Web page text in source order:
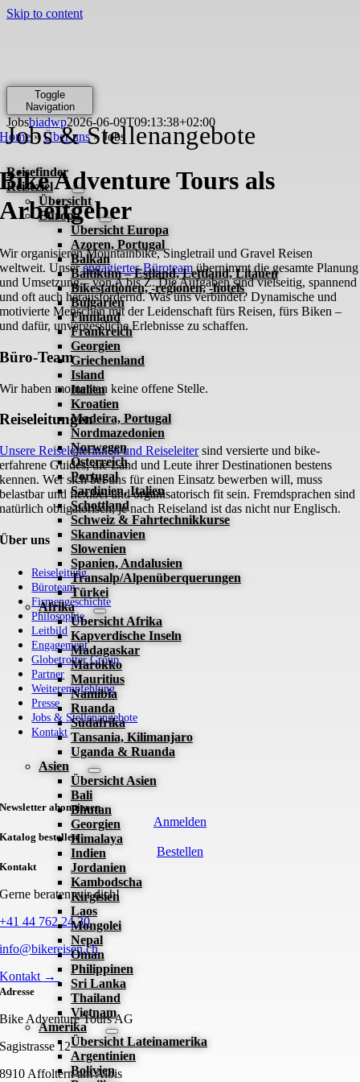
Skip to content
Toggle
Navigation
Reisefinder
Reiseziel
Übersicht
Europa
Übersicht Europa
Azoren, Portugal
Balkan
Baltikum – Estland, Lettland, Litauen
Bikestationen, -regionen, -hotels
Bulgarien
Finnland
Frankreich
Georgien
Griechenland
Island
Italien
Kroatien
Madeira, Portugal
Nordmazedonien
Norwegen
Österreich
Portugal
Sardinien, Italien
Schottland
Schweiz & Fahrtechnikkurse
Skandinavien
Slowenien
Spanien, Andalusien
Transalp/Alpenüberquerungen
Türkei
Afrika
Übersicht Afrika
Kapverdische Inseln
Madagaskar
Marokko
Mauritius
Namibia
Ruanda
Südafrika
Tansania, Kilimanjaro
Uganda & Ruanda
Asien
Übersicht Asien
Bali
Bhutan
Georgien
Himalaya
Indien
Jordanien
Kambodscha
Kirgisien
Laos
Mongolei
Nepal
Oman
Philippinen
Sri Lanka
Thailand
Vietnam
Amerika
Übersicht Lateinamerika
Argentinien
Bolivien
Jobs & Stellenangebote
Jobsbiadwp2026-06-09T09:13:38+02:00
Home»Über uns»Jobs
Bike Adventure Tours als
Arbeitgeber
Wir organisieren Mountainbike, Singletrail und Gravel Reisen
weltweit. Unserengagiertes Büroteamübernimmt die gesamte Planung
und Umsetzung – von A bis Z. Die Aufgaben sind vielseitig, spannend
und oft auch herausfordernd. Was uns verbindet? Dynamische und
motivierte Menschen mit der Leidenschaft fürs Reisen, fürs Biken –
und dafür, unvergessliche Erlebnisse zu schaffen.
Büro-Team
Wir haben momentan keine offene Stelle.
Reiseleitungen
Unsere Reiseleiterinnen und Reiseleitersind versierte und bike-
erfahrene Guides, die Land und Leute ihrer Destinationen bestens
kennen. Wer sich bei uns für einen Einsatz bewerben will, muss
belastbar und flexibel und organisatorisch fit sein. Fremdsprachen sind
natürlich obligatorisch, je nach Reiseland ist das nicht nur Englisch.
Über uns
Reiseleitung
Büroteam
Firmengeschichte
Philosophie
Leitbild
Engagement
Globetrotter Group
Partner
Weiterempfehlung
Presse
Jobs & Stellenangebote
Kontakt
Newsletter abonnieren
Anmelden
Katalog bestellen
Bestellen
Kontakt
Gerne beraten wir dich!
+41 44 762 24 30
info@bikereisen.ch
Kontakt →
Adresse
Bike Adventure Tours AG
Sagistrasse 12
8910 Affoltern am Albis